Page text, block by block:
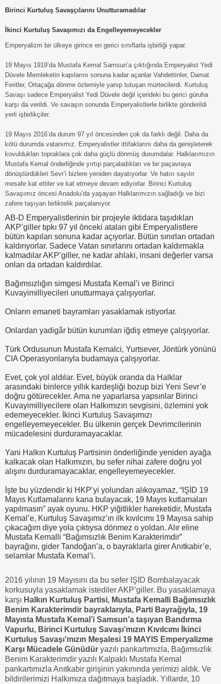
Birinci Kurtuluş Savaşçılarını Unutturamadılar
İkinci Kurtuluş Savaşımızı da Engelleyemeyecekler
Emperyalizm bir ülkeye girince en gerici sınıflarla işbirliği yapar.
19 Mayıs 1919’da Mustafa Kemal Samsun’a çıktığında Emperyalist Yedi
Düvele Memleketin kapılarını sonuna kadar açanlar Vahdettinler, Damat
Feritler, Ortaçağa dönme özlemiyle yanıp tutuşan mürtecilerdi. Kurtuluş
Savaşı sadece Emperyalist Yedi Düvele değil içerideki bu gerici güruha
karşı da verildi. Ve savaşın sonunda Emperyalistlerle birlikte gönderildi
yerli işbirlikçiler.
19 Mayıs 2016’da durum 97 yıl öncesinden çok da farklı değil. Daha da
kötü durumda vatanımız. Emperyalistler ittifaklarını daha da genişleterek
kovuldukları topraklara çok daha güçlü dönmüş durumdalar. Halklarımızın
Mustafa Kemal önderliğinde yırtıp parçaladıkları ve bir paçavraya
dönüştürdükleri Sevr’i bizlere yeniden dayatıyorlar. Ve hatırı sayılır
mesafe kat ettiler ve kat etmeye devam ediyorlar. Birinci Kurtuluş
Savaşımız öncesi Anadolu’da yaşayan Halklarımızın sağladığı ve bizi
zafere taşıyan birliktelik parçalanıyor.
AB-D Emperyalistlerinin bir projeyle iktidara taşıdıkları
AKP’giller tıpkı 97 yıl önceki ataları gibi Emperyalistlere
bütün kapıları sonuna kadar açıyorlar. Bütün sınırları ortadan
kaldırıyorlar. Sadece Vatan sınırlarını ortadan kaldırmakla
kalmadılar AKP’giller, ne kadar ahlaki, insani değerler varsa
onları da ortadan kaldırdılar.
Bağımsızlığın simgesi Mustafa Kemal’i ve Birinci
Kuvayimilliyecileri unutturmaya çalışıyorlar.
Onların emaneti bayramları yasaklamak istiyorlar.
Onlardan yadigâr bütün kurumları iğdiş etmeye çalışıyorlar.
Türk Ordusunun Mustafa Kemalci, Yurtsever, Jöntürk yönünü
CIA Operasyonlarıyla budamaya çalışıyorlar.
Evet, çok yol aldılar. Evet, büyük oranda da Halklar
arasındaki binlerce yıllık kardeşliği bozup bizi Yeni Sevr’e
doğru götürecekler. Ama ne yaparlarsa yapsınlar Birinci
Kuvayimilliyecilere olan Halkımızın sevgisini, özlemini yok
edemeyecekler. İkinci Kurtuluş Savaşımızı
engelleyemeyecekler. Bu ülkenin gerçek Devrimcilerinin
mücadelesini durduramayacaklar.
Yani Halkın Kurtuluş Partisinin önderliğinde yeniden ayağa
kalkacak olan Halkımızın, bu sefer nihai zafere doğru yol
alışını durduramayacaklar, engelleyemeyecekler.
İşte bu yüzdendir ki HKP’yi yolundan alıkoyamaz, “IŞİD 19
Mayıs Kutlamalarını kana bulayacak, 19 Mayıs kutlamaları
yapılmasın” ayak oyunu. HKP yiğitlikler hareketidir, Mustafa
Kemal’e, Kurtuluş Savaşımız’ın ilk kıvılcımı 19 Mayısa sahip
çıkacağım diye yola çıktıysa dönmez o yoldan. Alır eline
Mustafa Kemalli “Bağımsızlık Benim Karakterimdir”
bayrağını, gider Tandoğan’a, o bayraklarla girer Anıtkabir’e,
selamlar Mustafa Kemal’i.
2016 yılının 19 Mayısını da bu sefer IŞİD Bombalayacak
korkusuyla yasaklamak istediler AKP’giller. Bu yasaklamaya
karşı Halkın Kurtuluş Partisi, Mustafa Kemalli Bağımsızlık
Benim Karakterimdir bayraklarıyla, Parti Bayrağıyla, 19
Mayısta Mustafa Kemal’i Samsun’a taşıyan Bandırma
Vapurlu, Birinci Kurtuluş Savaşı’mızın Kıvılcımı İkinci
Kurtuluş Savaşı’mızın Meşalesi 19 MAYIS Emperyalizme
Karşı Mücadele Günüdür yazılı pankartımızla, Bağımsızlık
Benim Karakterimdir yazılı Kalpaklı Mustafa Kemal
pankartımızla Anıtkabir girişinin yakınında yerimizi aldık. Ve
bildirilerimizi Halkımıza dağıtmaya başladık. Yıllardır, 10